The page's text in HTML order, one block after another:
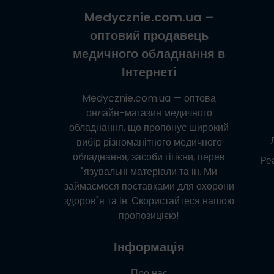
Medycznie.com.ua –
оптовий продавець
медичного обладнання в
Інтернеті
Medycznie.com.ua — оптова
онлайн-магазин медичного
обладнання, що пропонує широкий
вибір різноманітного медичного
обладнання, засоби гігієни, перев
"язувальні матеріали та ін. Ми
займаємося поставками для охорони
здоров"я та ін. Скористайтеся нашою
пропозицією!
Інформація